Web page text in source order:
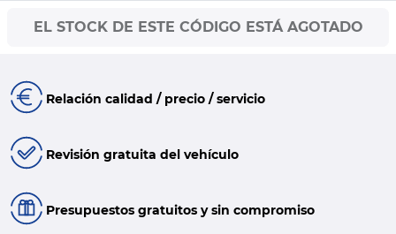
EL STOCK DE ESTE CÓDIGO ESTÁ AGOTADO
Relación calidad / precio / servicio
Revisión gratuita del vehículo
Presupuestos gratuitos y sin compromiso